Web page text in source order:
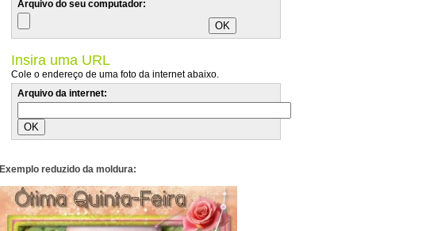
Arquivo do seu computador:
Insira uma URL
Cole o endereço de uma foto da internet abaixo.
Arquivo da internet:
Exemplo reduzido da moldura: